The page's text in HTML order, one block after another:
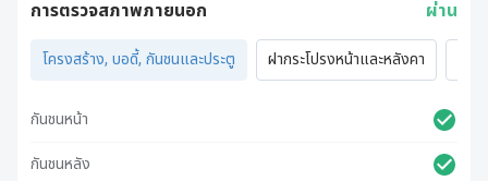
การตรวจสภาพภายนอก ผ่าน
โครงสร้าง, บอดี้, กันชนและประตู ฝากระโปรงหน้าและหลังคา
กันชนหน้า
กันชนหลัง